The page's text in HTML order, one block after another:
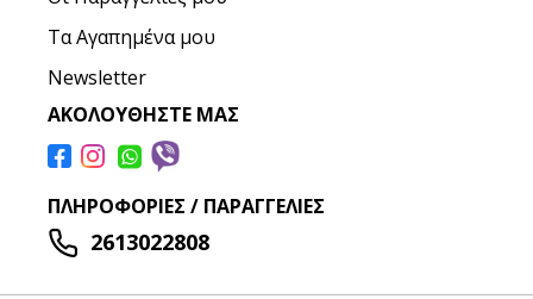
Τα Αγαπημένα μου
Newsletter
ΑΚΟΛΟΥΘΉΣΤΕ ΜΑΣ
ΠΛΗΡΟΦΟΡΊΕΣ / ΠΑΡΑΓΓΕΛΊΕΣ
2613022808